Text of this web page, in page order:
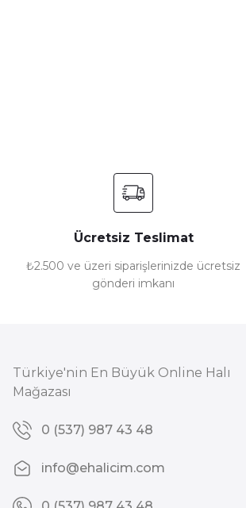
Bu ürüne benzer farklı alternatifler olmalı.
Ücretsiz Teslimat
₺2.500 ve üzeri siparişlerinizde ücretsiz
gönderi imkanı
Türkiye'nin En Büyük Online Halı
Mağazası
0 (537) 987 43 48
info@ehalicim.com